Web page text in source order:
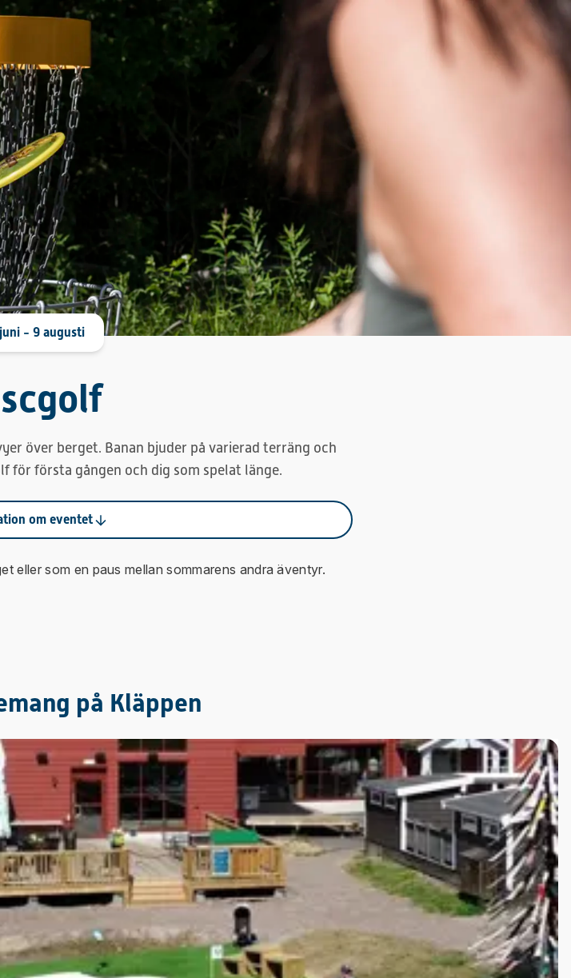
- 9 augusti
över berget. Banan bjuder på varierad terräng och
för första gången och dig som spelat länge.
om eventet
eller som en paus mellan sommarens andra äventyr.
på Kläppen